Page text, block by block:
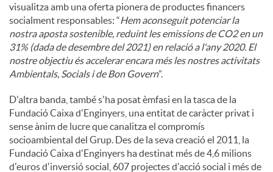
visualitza amb una oferta pionera de productes financers
socialment responsables: “Hem aconseguit potenciar la
nostra aposta sostenible, reduint les emissions de CO2 en un
31% (dada de desembre del 2021) en relació a l'any 2020. El
nostre objectiu és accelerar encara més les nostres activitats
Ambientals, Socials i de Bon Govern”.
D'altra banda, també s'ha posat èmfasi en la tasca de la
Fundació Caixa d'Enginyers, una entitat de caràcter privat i
sense ànim de lucre que canalitza el compromís
socioambiental del Grup. Des de la seva creació el 2011, la
Fundació Caixa d'Enginyers ha destinat més de 4,6 milions
d'euros d'inversió social, 607 projectes d'acció social i més de